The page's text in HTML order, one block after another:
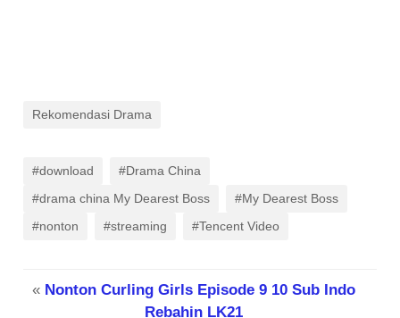
Rekomendasi Drama
#download
#Drama China
#drama china My Dearest Boss
#My Dearest Boss
#nonton
#streaming #Tencent Video
« Nonton Curling Girls Episode 9 10 Sub Indo
Rebahin LK21